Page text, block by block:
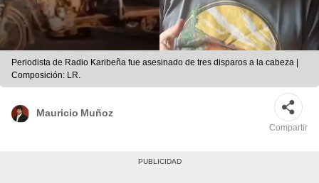
Periodista de Radio Karibeña fue asesinado de tres disparos a la cabeza |
Composición: LR.
Mauricio Muñoz
Compartir